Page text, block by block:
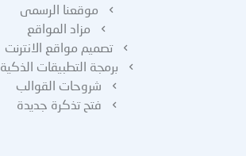
موقعنا الرسمى
مزاد المواقع
تصميم مواقع الانترنت
برمجة التطبيقات الذكية
شروحات القوالب
فتح تذكرة جديدة